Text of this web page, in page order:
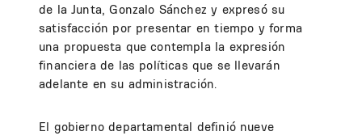
de la Junta, Gonzalo Sánchez y expresó su
satisfacción por presentar en tiempo y forma
una propuesta que contempla la expresión
financiera de las políticas que se llevarán
adelante en su administración.
El gobierno departamental definió nueve